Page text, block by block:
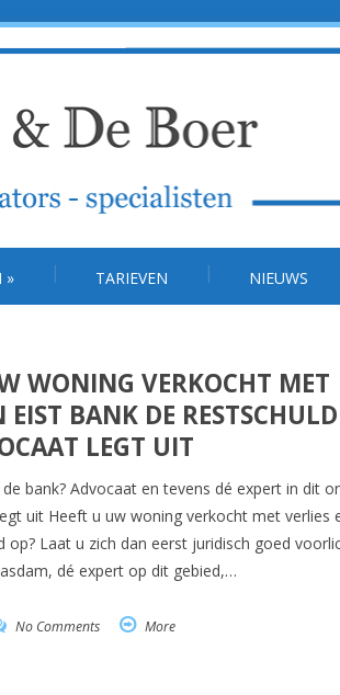
» TARIEVEN NIEUWS
WONING VERKOCHT MET
EIST BANK DE
LEGT UIT
bank? Advocaat en tevens dé expert in dit
uit Heeft u uw woning verkocht met verlies
op? Laat u zich dan eerst juridisch goed
dé expert op dit gebied,…
No Comments More